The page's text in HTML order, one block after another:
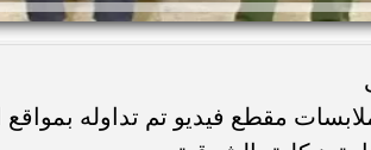
مقطع فيديو تم تداوله